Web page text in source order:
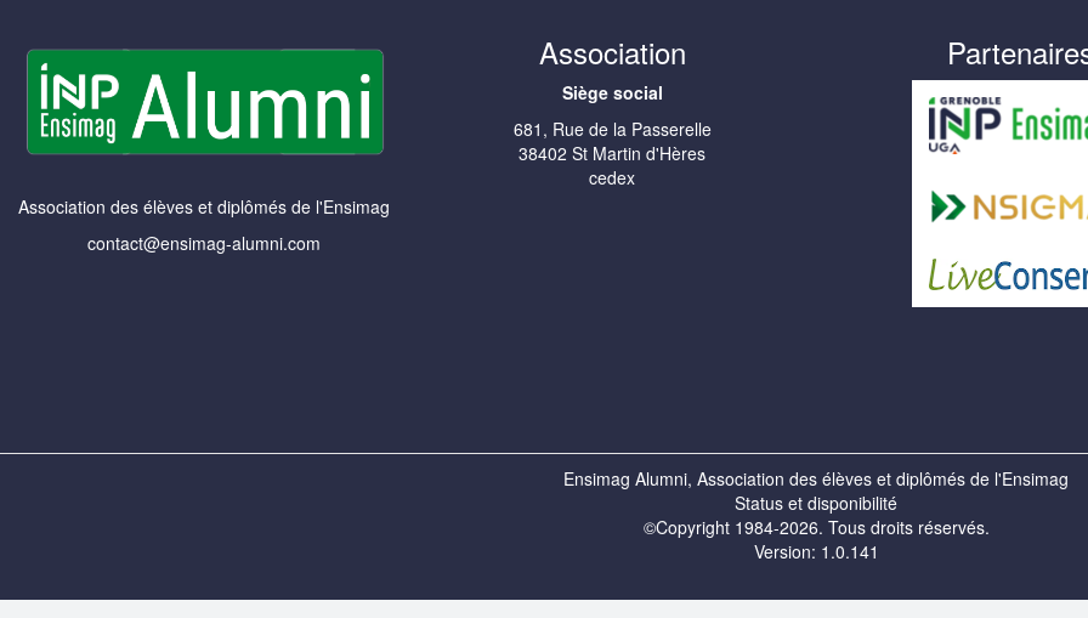
Association des élèves et diplômés de l'Ensimag
contact@ensimag-alumni.com
Association
Siège social
681, Rue de la Passerelle
38402 St Martin d'Hères
cedex
Ensimag Alumni, Association des élèves et diplômés de l'Ensimag
Status et disponibilité
©Copyright 1984-2026. Tous droits réservés.
Version: 1.0.141